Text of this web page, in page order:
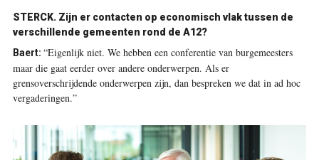
STERCK. Zijn er contacten op economisch vlak tussen de
verschillende gemeenten rond de A12?
Baert: “Eigenlijk niet. We hebben een conferentie van burgemeesters
maar die gaat eerder over andere onderwerpen. Als er
grensoverschrijdende onderwerpen zijn, dan bespreken we dat in ad hoc
vergaderingen.”